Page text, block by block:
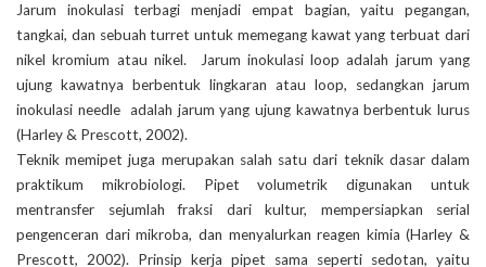
Jarum inokulasi terbagi menjadi empat bagian, yaitu pegangan,
tangkai, dan sebuah turret untuk memegang kawat yang terbuat dari
nikel kromium atau nikel. Jarum inokulasi loop adalah jarum yang
ujung kawatnya berbentuk lingkaran atau loop, sedangkan jarum
inokulasi needle adalah jarum yang ujung kawatnya berbentuk lurus
(Harley & Prescott, 2002).
Teknik memipet juga merupakan salah satu dari teknik dasar dalam
praktikum mikrobiologi. Pipet volumetrik digunakan untuk
mentransfer sejumlah fraksi dari kultur, mempersiapkan serial
pengenceran dari mikroba, dan menyalurkan reagen kimia (Harley &
Prescott, 2002). Prinsip kerja pipet sama seperti sedotan, yaitu